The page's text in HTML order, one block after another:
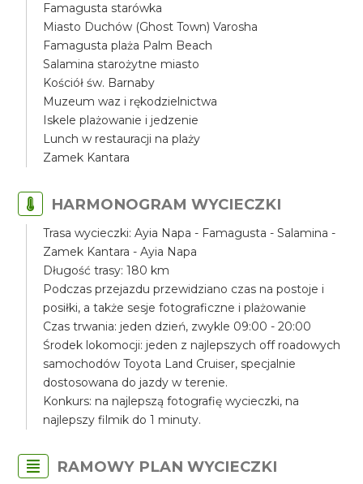
Famagusta starówka
Miasto Duchów (Ghost Town) Varosha
Famagusta plaża Palm Beach
Salamina starożytne miasto
Kościół św. Barnaby
Muzeum waz i rękodzielnictwa
Iskele plażowanie i jedzenie
Lunch w restauracji na plaży
Zamek Kantara
HARMONOGRAM WYCIECZKI
Trasa wycieczki: Ayia Napa - Famagusta - Salamina -
Zamek Kantara - Ayia Napa
Długość trasy: 180 km
Podczas przejazdu przewidziano czas na postoje i
posiłki, a także sesje fotograficzne i plażowanie
Czas trwania: jeden dzień, zwykle 09:00 - 20:00
Środek lokomocji: jeden z najlepszych off roadowych
samochodów Toyota Land Cruiser, specjalnie
dostosowana do jazdy w terenie.
Konkurs: na najlepszą fotografię wycieczki, na
najlepszy filmik do 1 minuty.
RAMOWY PLAN WYCIECZKI